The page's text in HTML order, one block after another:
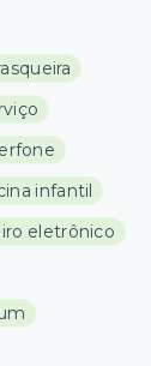
infantil
eletrônico